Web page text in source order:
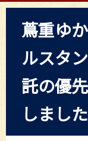
先
蔦重ゆ
ルスタ
託の優
しました